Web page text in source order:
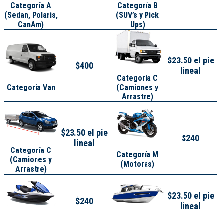
Categoría A
(Sedan, Polaris,
CanAm)
Categoría B
(SUV’s y Pick
Ups)
Categoría Van
$400
Categoría C
(Camiones y
Arrastre)
$23.50 el pie
lineal
Categoría C
(Camiones y
Arrastre)
$23.50 el pie
lineal
Categoría M
(Motoras)
$240
$240
$23.50 el pie
lineal